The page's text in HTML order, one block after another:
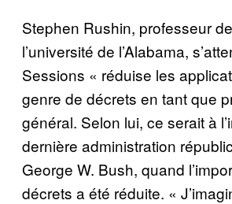
Stephen Rushin, professeur
l’université de l’Alabama,
Sessions « réduise les
genre de décrets en tant que
général. Selon lui, ce serait à
dernière administration
George W. Bush, quand
décrets a été réduite. «